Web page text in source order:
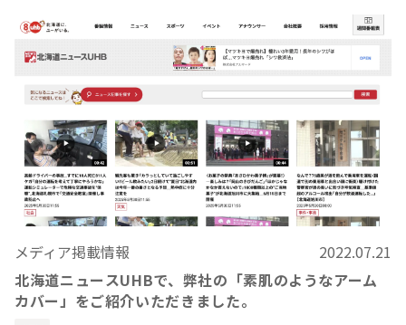
メディア掲載情報
2022.07.21
北海道ニュースUHBで、弊社の「素肌のようなアーム
カバー」をご紹介いただきました。